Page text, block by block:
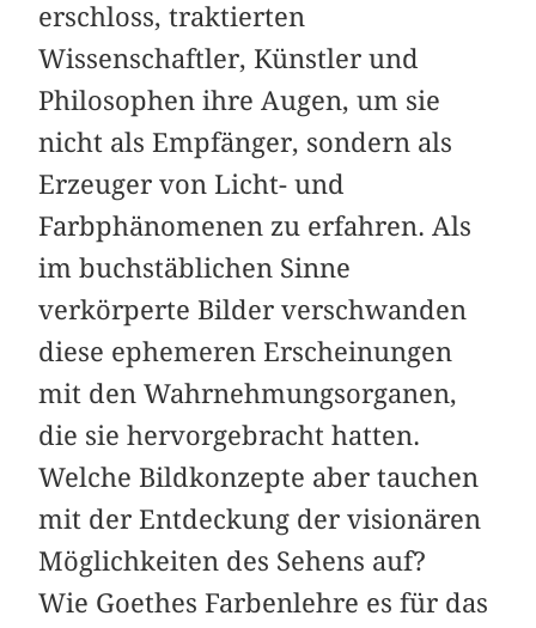
erschloss, traktierten
Wissenschaftler, Künstler und
Philosophen ihre Augen, um sie
nicht als Empfänger, sondern als
Erzeuger von Licht- und
Farbphänomenen zu erfahren. Als
im buchstäblichen Sinne
verkörperte Bilder verschwanden
diese ephemeren Erscheinungen
mit den Wahrnehmungsorganen,
die sie hervorgebracht hatten.
Welche Bildkonzepte aber tauchen
mit der Entdeckung der visionären
Möglichkeiten des Sehens auf?
Wie Goethes Farbenlehre es für das